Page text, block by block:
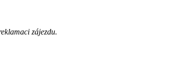
zájezdu.